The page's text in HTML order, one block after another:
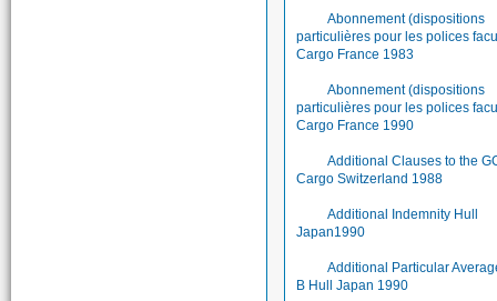
Abonnement (dispositions
particulières pour les polices
Cargo France 1983
Abonnement (dispositions
particulières pour les polices
Cargo France 1990
Additional Clauses to the
Cargo Switzerland 1988
Additional Indemnity Hull
Japan1990
Additional Particular
B Hull Japan 1990